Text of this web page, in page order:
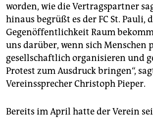
Zielgruppesind JournalistInnen,
Kulturschaffende aller Formate,
freie, Professionelle wie Amateure.
Geboten
werden Kontakte und
Vertretern der
G20-Kritiker.
worden, wie die Vertragspartner
hinaus begrüßt es der FC St. Pauli,
Gegenöffentlichkeit Raum
uns darüber, wenn sich Menschen
gesellschaftlich organisieren und
Protest zum Ausdruck bringen“,
Vereinssprecher Christoph Pieper.
Bereits im April hatte der Verein